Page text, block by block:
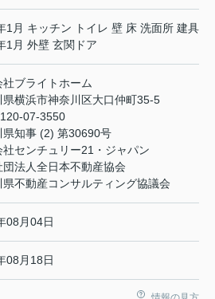
1月 キッチン トイレ 壁 床 洗面所 建具
1月 外壁 玄関ドア
社ブライトホーム
県横浜市神奈川区大口仲町35-5
07-3550
県知事 (2) 第30690号
社センチュリー21・ジャパン
団法人全日本不動産協会
県不動産コンサルティング協議会
08月04日
08月18日